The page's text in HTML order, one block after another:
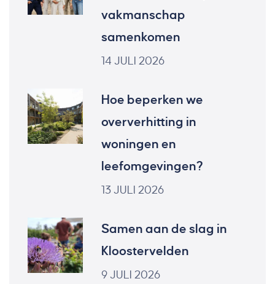
vakmanschap
samenkomen
14 JULI 2026
Hoe beperken we
oververhitting in
woningen en
leefomgevingen?
13 JULI 2026
Samen aan de slag in
Kloostervelden
9 JULI 2026